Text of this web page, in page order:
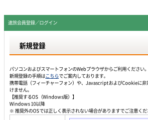
速旅会員登録／ログイン
新規登録
パソコンおよびスマートフォンのWebプラウザからご利用ください。
新規登録の手順はこちらでご案内しております。
携帯電話（フィーチャーフォン）や、JavascriptおよびCookieに非
けません。
【推奨するOS（Windows版）】
Windows 10以降
※ 推奨外のOSでは正しく表示されない場合がありますでご注意くだ